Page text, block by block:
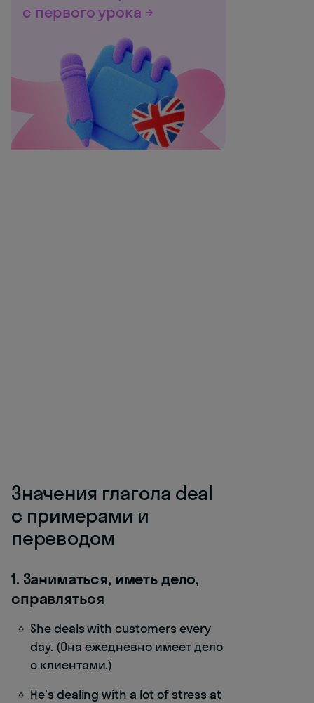
с первого урока →
Значения глагола deal
с примерами и
переводом
1. Заниматься, иметь дело,
справляться
She deals with customers every
day. (Она ежедневно имеет дело
с клиентами.)
He's dealing with a lot of stress at